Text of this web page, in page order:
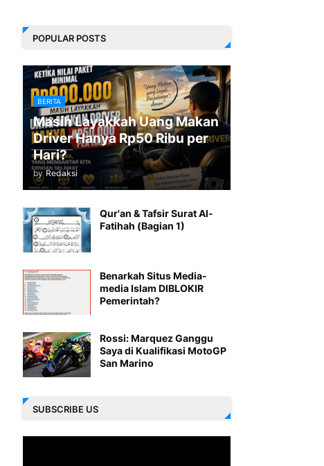
POPULAR POSTS
BERITA
Masih Layakkah Uang Makan
Driver Hanya Rp50 Ribu per
Hari?
by Redaksi
Qur'an & Tafsir Surat Al-
Fatihah (Bagian 1)
Benarkah Situs Media-
media Islam DIBLOKIR
Pemerintah?
Rossi: Marquez Ganggu
Saya di Kualifikasi MotoGP
San Marino
SUBSCRIBE US